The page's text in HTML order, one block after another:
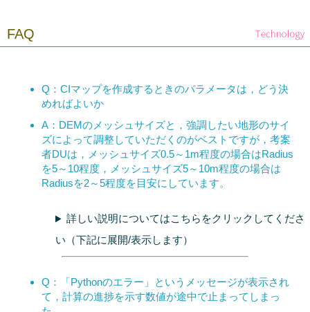
FAQ
Q：CIマップを作成するときのパラメータは，どう決
めればよいか
A：DEMのメッシュサイズと，強調したい地形のサイ
ズによって調整していただくのがベストですが，考案
者DUは，メッシュサイズ0.5～1m程度の場合はRadius
を5～10程度，メッシュサイズ5～10m程度の場合は
Radiusを2～5程度を目安にしています。
詳しい説明についてはこちらをクリックしてくださ
い（下記に展開/表示します）
Q：「Pythonのエラー」というメッセージが表示され
て，計算の進捗を示す数値が途中で止まってしまっ